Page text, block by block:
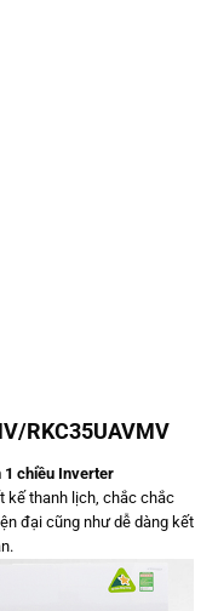
RKC35UAVMV
1 chiều Inverter
kế thanh lịch, chắc chắc
đại cũng như dễ dàng kết